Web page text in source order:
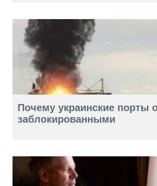
Почему украинские порты
заблокированными